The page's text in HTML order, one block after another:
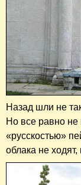
Назад шли не
Но все равно не
«русскостью»
облака не